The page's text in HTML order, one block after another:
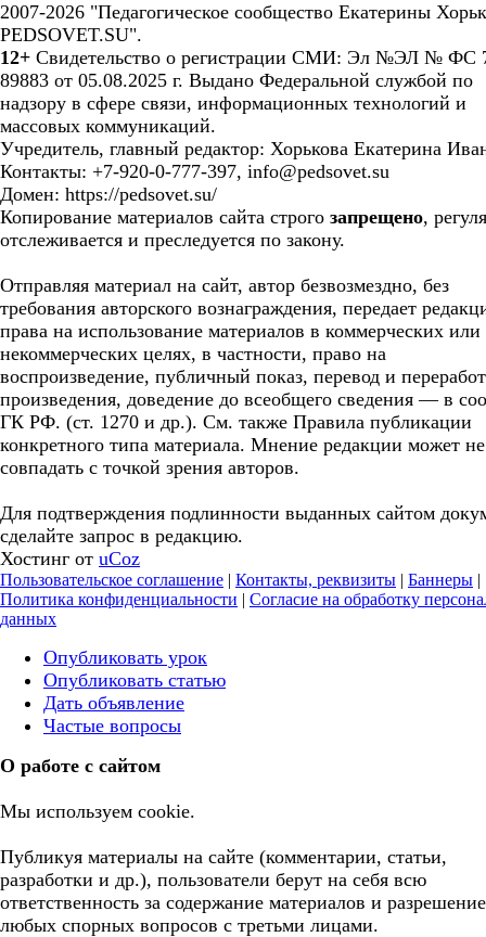
2007-2026 "Педагогическое сообщество Екатерины
PEDSOVET.SU".
12+ Свидетельство о регистрации СМИ: Эл №ЭЛ № ФС
89883 от 05.08.2025 г. Выдано Федеральной службой по
надзору в сфере связи, информационных технологий и
массовых коммуникаций.
Учредитель, главный редактор: Хорькова Екатерина
Контакты: +7-920-0-777-397, info@pedsovet.su
Домен: https://pedsovet.su/
Копирование материалов сайта строго запрещено,
отслеживается и преследуется по закону.
Отправляя материал на сайт, автор безвозмездно, без
требования авторского вознаграждения, передает
права на использование материалов в коммерческих или
некоммерческих целях, в частности, право на
воспроизведение, публичный показ, перевод и
произведения, доведение до всеобщего сведения — в
ГК РФ. (ст. 1270 и др.). См. также Правила публикации
конкретного типа материала. Мнение редакции может не
совпадать с точкой зрения авторов.
Для подтверждения подлинности выданных сайтом
сделайте запрос в редакцию.
Хостинг от uCoz
Пользовательское соглашение | Контакты, реквизиты | Баннеры |
Политика конфиденциальности | Согласие на обработку
данных
Опубликовать урок
Опубликовать статью
Дать объявление
Частые вопросы
О работе с сайтом
Мы используем cookie.
Публикуя материалы на сайте (комментарии, статьи,
разработки и др.), пользователи берут на себя всю
ответственность за содержание материалов и разрешение
любых спорных вопросов с третьми лицами.